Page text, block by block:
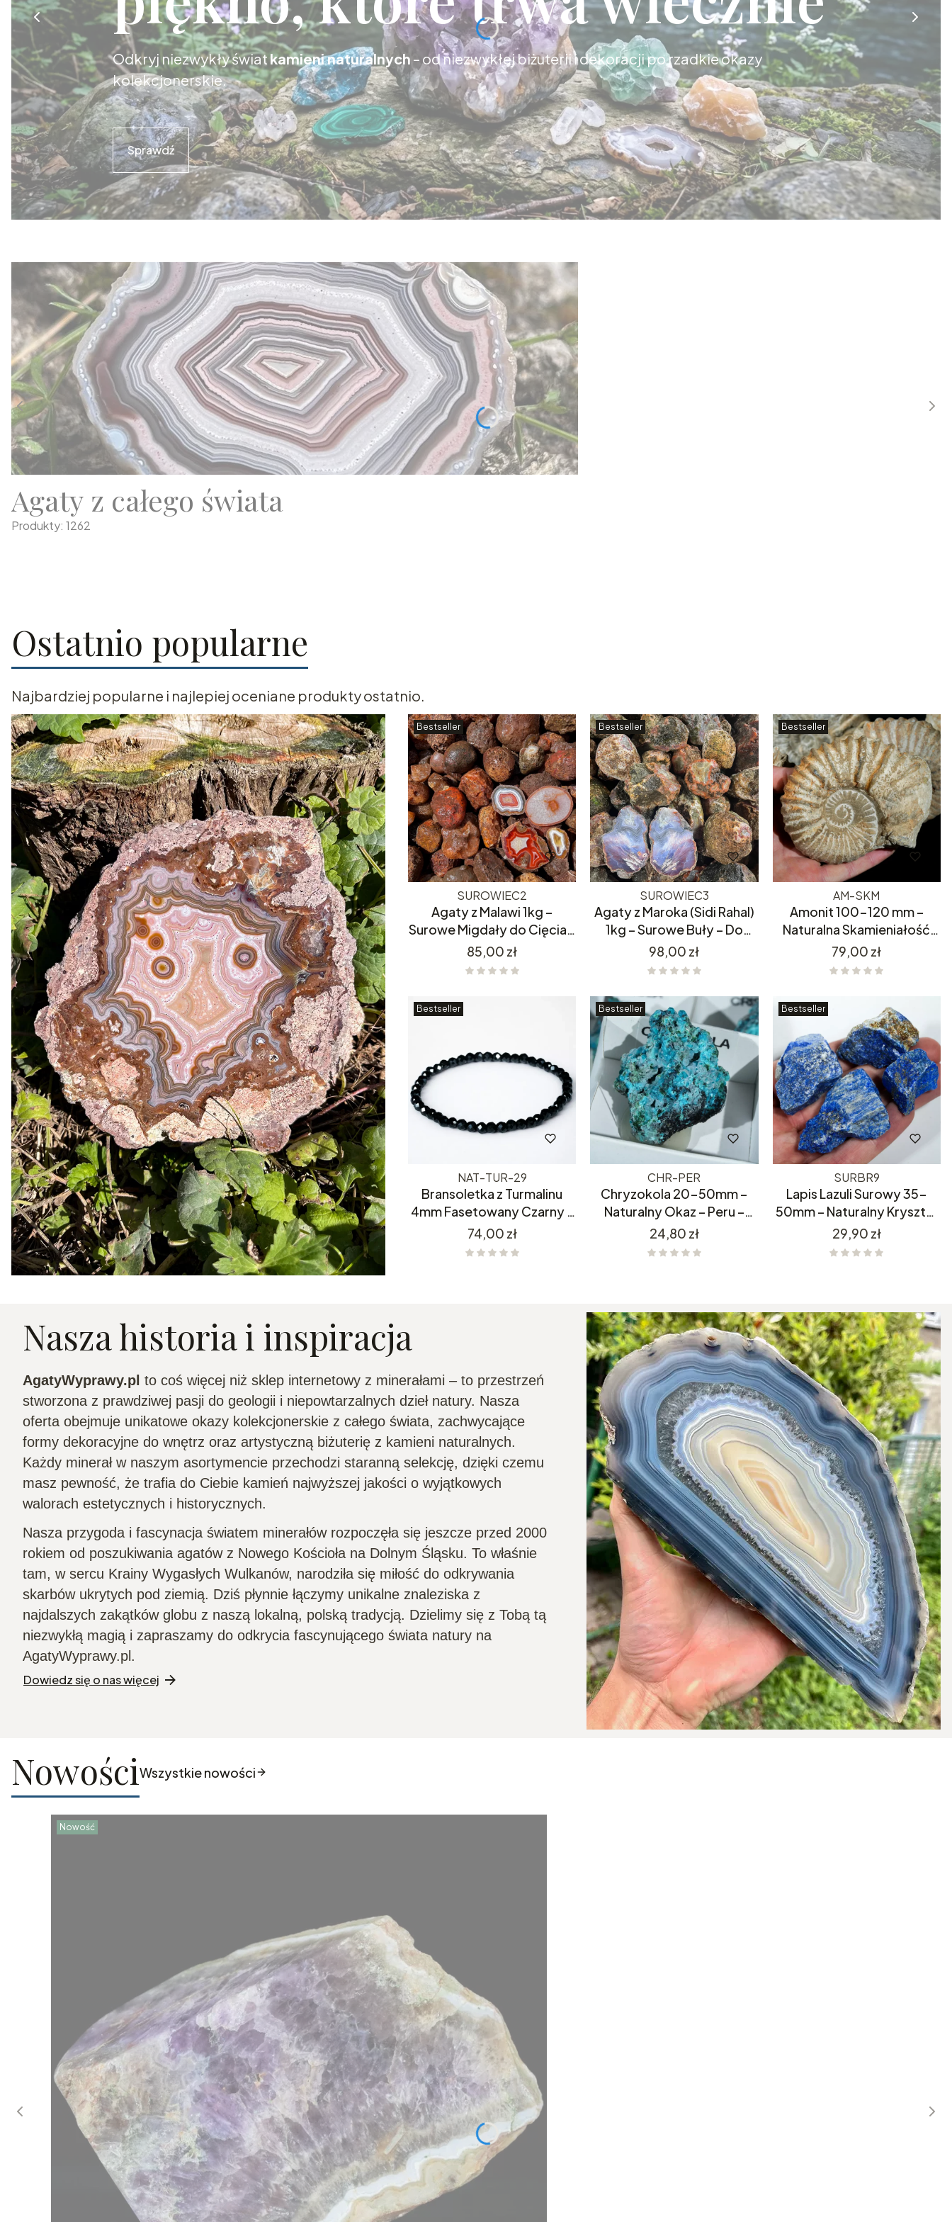
Odkryj niezwykły światkamieni naturalnych– od niezwykłej biżuterii i dekoracji po rzadkie okazy
kolekcjonerskie.
Sprawdź
Agaty z całego świata
Produkty: 1262
Ostatnio popularne
Najbardziej popularne i najlepiej oceniane produkty ostatnio.
Bestseller
SUROWIEC2
Agaty z Malawi 1kg –
Surowe Migdały do Cięcia –
Kolorowe i Różnorodne
Cena
85,00 zł
Bestseller
SUROWIEC3
Agaty z Maroka (Sidi Rahal)
1kg – Surowe Buły – Do
Cięcia i Szlifowania
Cena
98,00 zł
Bestseller
AM-SKM
Amonit 100-120 mm –
Naturalna Skamieniałość
180mln Lat – Skamielina,
Maroko
Cena
79,00 zł
Bestseller
NAT-TUR-29
Bransoletka z Turmalinu
4mm Fasetowany Czarny –
Naturalny Kamień Ochronny
Cena
74,00 zł
Bestseller
CHR-PER
Chryzokola 20-50mm –
Naturalny Okaz – Peru –
Mocno Niebieska
Cena
24,80 zł
Bestseller
SURBR9
Lapis Lazuli Surowy 35-
50mm – Naturalny Kryształ
- Z Afganistanu
Cena
29,90 zł
Nasza historia i inspiracja
AgatyWyprawy.pl to coś więcej niż sklep internetowy z minerałami – to przestrzeń
stworzona z prawdziwej pasji do geologii i niepowtarzalnych dzieł natury. Nasza
oferta obejmuje unikatowe okazy kolekcjonerskie z całego świata, zachwycające
formy dekoracyjne do wnętrz oraz artystyczną biżuterię z kamieni naturalnych.
Każdy minerał w naszym asortymencie przechodzi staranną selekcję, dzięki czemu
masz pewność, że trafia do Ciebie kamień najwyższej jakości o wyjątkowych
walorach estetycznych i historycznych.
Nasza przygoda i fascynacja światem minerałów rozpoczęła się jeszcze przed 2000
rokiem od poszukiwania agatów z Nowego Kościoła na Dolnym Śląsku. To właśnie
tam, w sercu Krainy Wygasłych Wulkanów, narodziła się miłość do odkrywania
skarbów ukrytych pod ziemią. Dziś płynnie łączymy unikalne znaleziska z
najdalszych zakątków globu z naszą lokalną, polską tradycją. Dzielimy się z Tobą tą
niezwykłą magią i zapraszamy do odkrycia fascynującego świata natury na
AgatyWyprawy.pl.
Dowiedz się o nas więcej
NowościWszystkie nowości
Nowość